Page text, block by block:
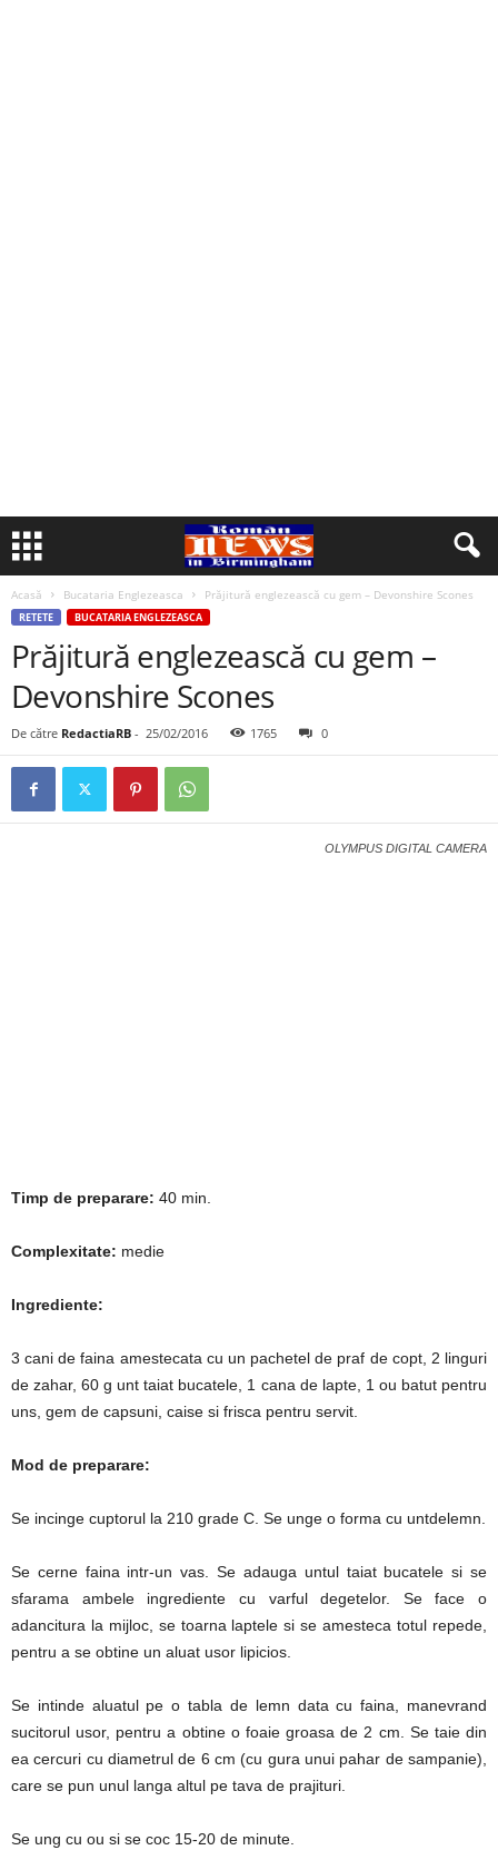
Acasă Bucataria Englezeasca Prăjitură englezească cu gem – Devonshire Scones
RETETE BUCATARIA ENGLEZEASCA
Prăjitură englezească cu gem –
Devonshire Scones
De către RedactiaRB - 25/02/2016 1765 0
OLYMPUS DIGITAL CAMERA
Timp de preparare: 40 min.
Complexitate: medie
Ingrediente:
3 cani de faina amestecata cu un pachetel de praf de copt, 2 linguri
de zahar, 60 g unt taiat bucatele, 1 cana de lapte, 1 ou batut pentru
uns, gem de capsuni, caise si frisca pentru servit.
Mod de preparare:
Se incinge cuptorul la 210 grade C. Se unge o forma cu untdelemn.
Se cerne faina intr-un vas. Se adauga untul taiat bucatele si se
sfarama ambele ingrediente cu varful degetelor. Se face o
adancitura la mijloc, se toarna laptele si se amesteca totul repede,
pentru a se obtine un aluat usor lipicios.
Se intinde aluatul pe o tabla de lemn data cu faina, manevrand
sucitorul usor, pentru a obtine o foaie groasa de 2 cm. Se taie din
ea cercuri cu diametrul de 6 cm (cu gura unui pahar de sampanie),
care se pun unul langa altul pe tava de prajituri.
Se ung cu ou si se coc 15-20 de minute.